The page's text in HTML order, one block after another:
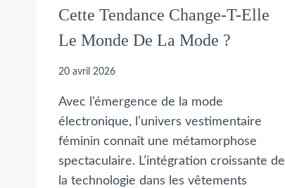
Cette Tendance Change-T-Elle
Le Monde De La Mode ?
20 avril 2026
Avec l’émergence de la mode
électronique, l’univers vestimentaire
féminin connaît une métamorphose
spectaculaire. L’intégration croissante de
la technologie dans les vêtements